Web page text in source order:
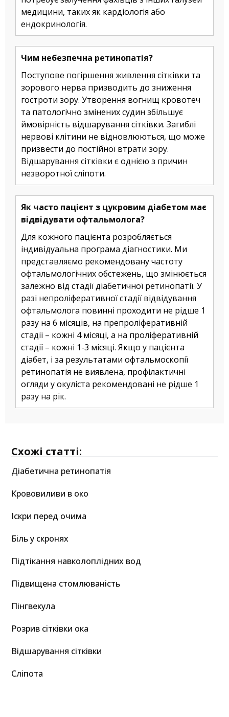
медицини, таких як кардіологія або
ендокринологія.
Чим небезпечна ретинопатія?
Поступове погіршення живлення сітківки та
зорового нерва призводить до зниження
гостроти зору. Утворення вогнищ кровотеч
та патологічно змінених судин збільшує
ймовірність відшарування сітківки. Загиблі
нервові клітини не відновлюються, що може
призвести до постійної втрати зору.
Відшарування сітківки є однією з причин
незворотної сліпоти.
Як часто пацієнт з цукровим діабетом має
відвідувати офтальмолога?
Для кожного пацієнта розробляється
індивідуальна програма діагностики. Ми
представляємо рекомендовану частоту
офтальмологічних обстежень, що змінюється
залежно від стадії діабетичної ретинопатії. У
разі непроліферативної стадії відвідування
офтальмолога повинні проходити не рідше 1
разу на 6 місяців, на препроліферативній
стадії – кожні 4 місяці, а на проліферативній
стадії – кожні 1-3 місяці. Якщо у пацієнта
діабет, і за результатами офтальмоскопії
ретинопатія не виявлена, профілактичні
огляди у окуліста рекомендовані не рідше 1
разу на рік.
Схожі статті:
Діабетична ретинопатія
Крововиливи в око
Іскри перед очима
Біль у скронях
Підтікання навколоплідних вод
Підвищена стомлюваність
Пінгвекула
Розрив сітківки ока
Відшарування сітківки
Сліпота